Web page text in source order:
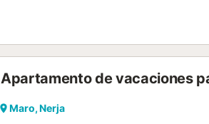
Apartamento de vacaciones
Maro, Nerja